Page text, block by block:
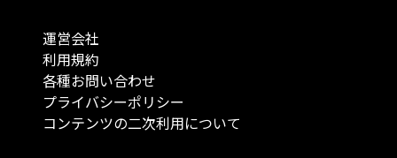
運営会社
利用規約
各種お問い合わせ
プライバシーポリシー
コンテンツの二次利用について